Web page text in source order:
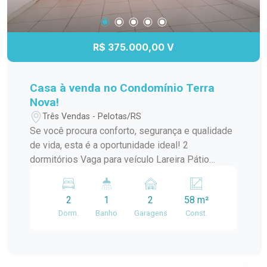
R$ 375.000,00 V
Casa à venda no Condomínio Terra
Nova!
Três Vendas - Pelotas/RS
Se você procura conforto, segurança e qualidade
de vida, esta é a oportunidade ideal! 2
dormitórios Vaga para veículo Lareira Pátio
e segurança para toda a família. Agende sua
visita e venha conhecer seu novo lar!
2
Dorm.
1
Banho
2
Garagens
58 m²
Const.